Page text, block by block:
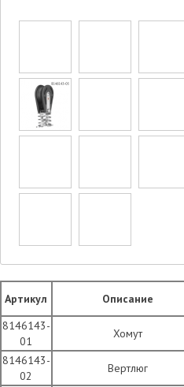
Артикул Описание
8146143-
01
Хомут
8146143-
02
Вертлюг